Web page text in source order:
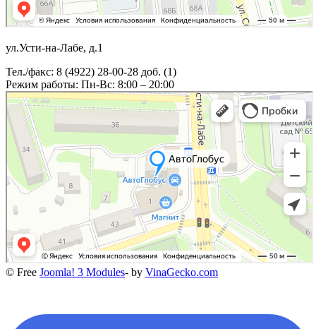
ул.Усти-на-Лабе, д.1
Тел./факс: 8 (4922) 28-00-28 доб. (1)
Режим работы: Пн-Вс: 8:00 – 20:00
© Free Joomla! 3 Modules- by VinaGecko.com